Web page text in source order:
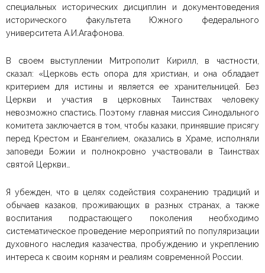
специальных исторических дисциплин и документоведения
исторического факультета Южного федерального
университета А.И.Агафонова.
В своем выступлении Митрополит Кирилл, в частности,
сказал: «Церковь есть опора для христиан, и она обладает
критерием для истины и является ее хранительницей. Без
Церкви и участия в церковных Таинствах человеку
невозможно спастись. Поэтому главная миссия Синодального
комитета заключается в том, чтобы казаки, принявшие присягу
перед Крестом и Евангелием, оказались в Храме, исполняли
заповеди Божии и полнокровно участвовали в Таинствах
святой Церкви…
Я убежден, что в целях содействия сохранению традиций и
обычаев казаков, проживающих в разных странах, а также
воспитания подрастающего поколения необходимо
систематическое проведение мероприятий по популяризации
духовного наследия казачества, пробуждению и укреплению
интереса к своим корням и реалиям современной России.